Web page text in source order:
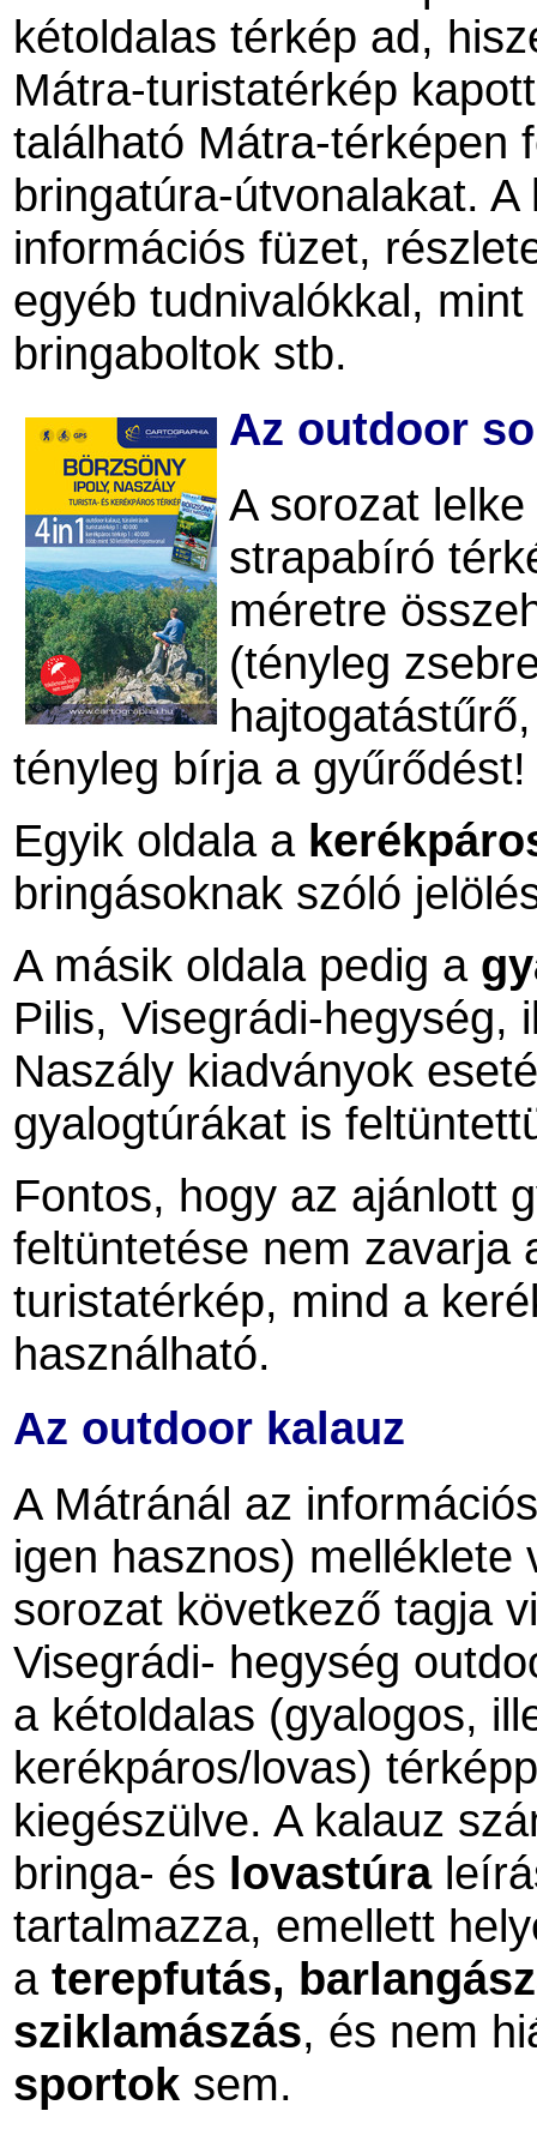
kétoldalas térkép ad,
Mátra-turistatérkép
található Mátra-térképen
bringatúra-útvonalakat.
információs füzet,
egyéb tudnivalókkal,
bringaboltok stb.
Az outdoor
A sorozat
strapabíró
méretre
(tényleg
tényleg bírja a gyűrődést!
Egyik oldala a
bringásoknak szóló
A másik oldala pedig a
Pilis, Visegrádi-hegység,
Naszály kiadványok
gyalogtúrákat is
Fontos, hogy az ajánlott
feltüntetése nem zavarja
turistatérkép, mind a
használható.
Az outdoor kalauz
A Mátránál az
igen hasznos)
sorozat következő tagja
Visegrádi- hegység
a kétoldalas (gyalogos,
kerékpáros/lovas)
kiegészülve. A kalauz
bringa- és lovastúra
tartalmazza, emellett
a terepfutás,
sziklamászás, és nem
sportok sem.